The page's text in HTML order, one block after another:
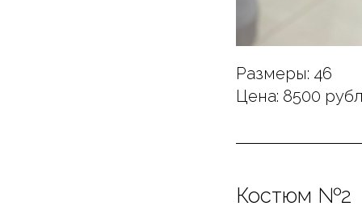
Размеры: 46
Цена: 8500
Костюм №2